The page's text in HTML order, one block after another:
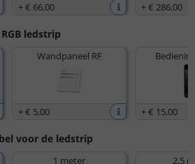
+€ 66,00 +€ 286,00
ledstrip
Wandpaneel RF
+€ 5,00 +€ 15,00
voor de ledstrip
1 meter
2,5